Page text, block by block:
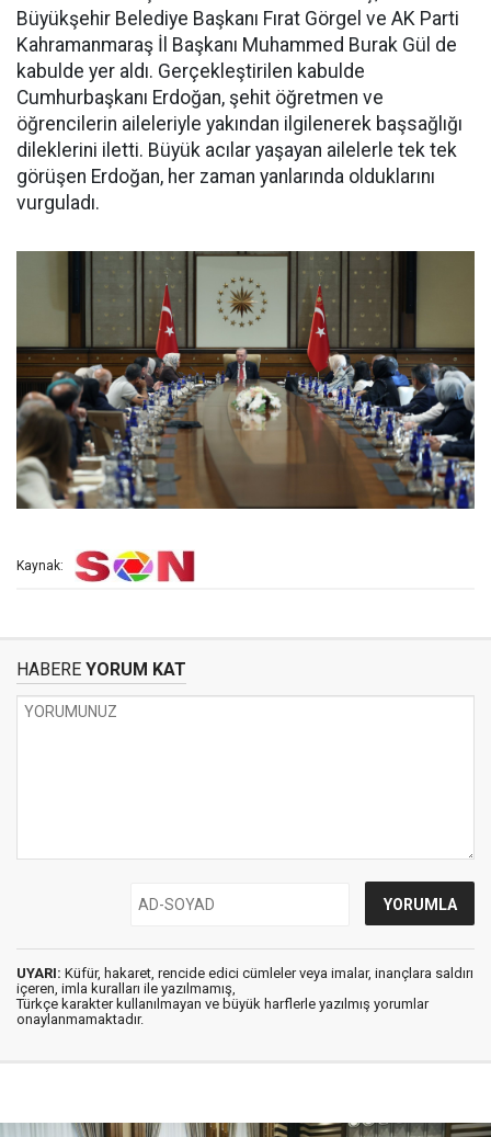
Büyükşehir Belediye Başkanı Fırat Görgel ve AK Parti
Kahramanmaraş İl Başkanı Muhammed Burak Gül de
kabulde yer aldı. Gerçekleştirilen kabulde
Cumhurbaşkanı Erdoğan, şehit öğretmen ve
öğrencilerin aileleriyle yakından ilgilenerek başsağlığı
dileklerini iletti. Büyük acılar yaşayan ailelerle tek tek
görüşen Erdoğan, her zaman yanlarında olduklarını
vurguladı.
Kaynak:
HABERE YORUM KAT
UYARI: Küfür, hakaret, rencide edici cümleler veya imalar, inançlara saldırı
içeren, imla kuralları ile yazılmamış,
Türkçe karakter kullanılmayan ve büyük harflerle yazılmış yorumlar
onaylanmamaktadır.